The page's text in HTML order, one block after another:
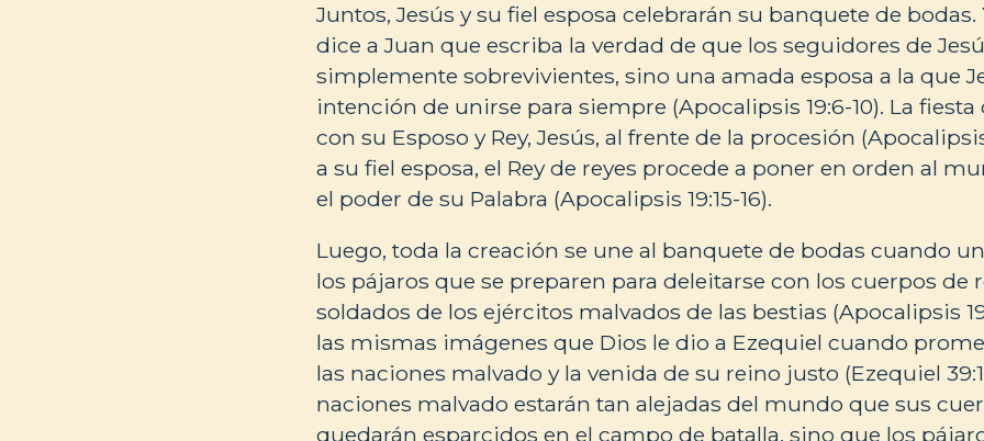
Juntos, Jesús y su fiel esposa celebrarán su banquete de bodas.
dice a Juan que escriba la verdad de que los seguidores de
simplemente sobrevivientes, sino una amada esposa a la que
intención de unirse para siempre (Apocalipsis 19:6-10). La fiesta
con su Esposo y Rey, Jesús, al frente de la procesión (Apocalipsis
a su fiel esposa, el Rey de reyes procede a poner en orden al
el poder de su Palabra (Apocalipsis 19:15-16).
Luego, toda la creación se une al banquete de bodas cuando
los pájaros que se preparen para deleitarse con los cuerpos de
soldados de los ejércitos malvados de las bestias (Apocalipsis
las mismas imágenes que Dios le dio a Ezequiel cuando
las naciones malvado y la venida de su reino justo (Ezequiel
naciones malvado estarán tan alejadas del mundo que sus
quedarán esparcidos en el campo de batalla, sino que los